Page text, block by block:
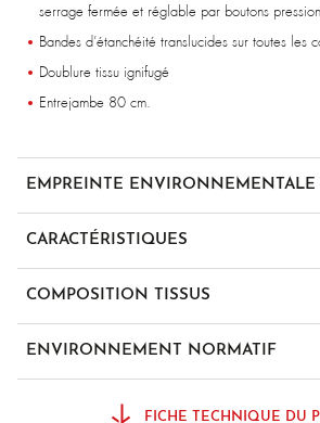
serrage fermée et réglable par boutons
Bandes d’étanchéité translucides sur toutes les
Doublure tissu ignifugé
Entrejambe 80 cm.
EMPREINTE ENVIRONNEMENTALE
CARACTÉRISTIQUES
ceinture élastiquée
COMPOSITION TISSUS
ENVIRONNEMENT NORMATIF
pb6
FICHE TECHNIQUE DU